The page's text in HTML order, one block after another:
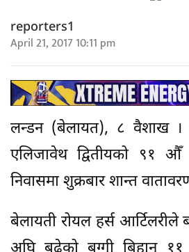
reporters1
April 21, 2017 10:11 pm
लन्डन (बेलायत), ८ वैशाख ।
एलिजावेथ द्वितीयको ९१
निवासमा शुक्रबार शान्त
बेलायती रोयल हर्स